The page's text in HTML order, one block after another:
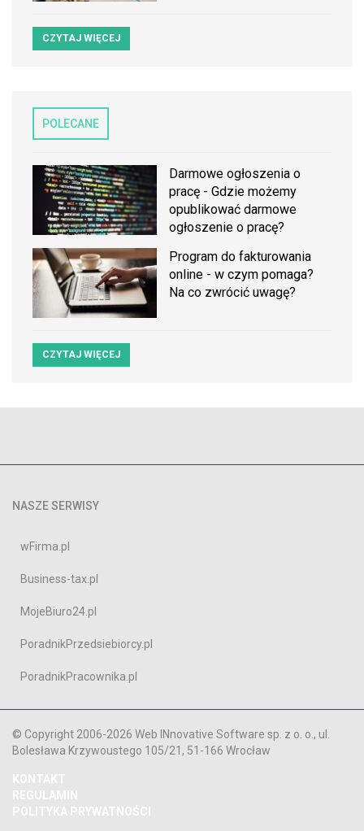
CZYTAJ WIĘCEJ
POLECANE
Darmowe ogłoszenia o
pracę - Gdzie możemy
opublikować darmowe
ogłoszenie o pracę?
Program do fakturowania
online - w czym pomaga?
Na co zwrócić uwagę?
CZYTAJ WIĘCEJ
NASZE SERWISY
wFirma.pl
Business-tax.pl
MojeBiuro24.pl
PoradnikPrzedsiebiorcy.pl
PoradnikPracownika.pl
© Copyright 2006-2026 Web INnovative Software sp. z o. o., ul.
Bolesława Krzywoustego 105/21, 51-166 Wrocław
KONTAKT
REGULAMIN
POLITYKA PRYWATNOŚCI